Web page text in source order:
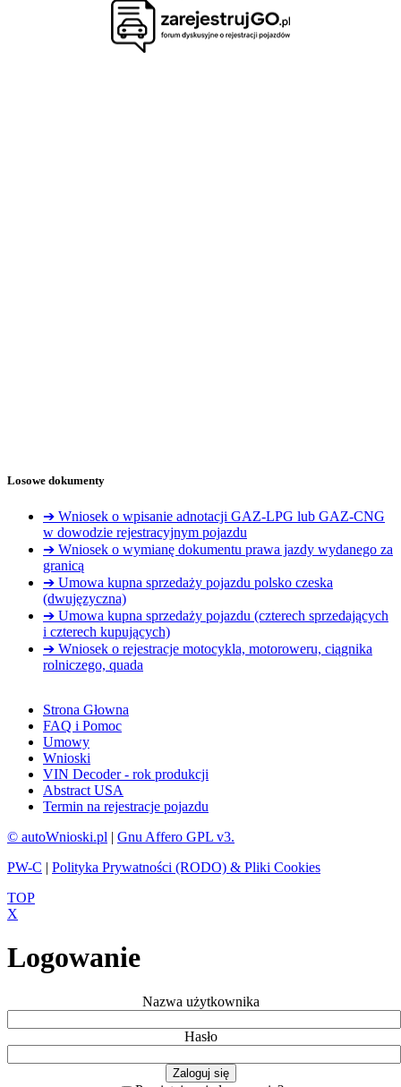
Losowe dokumenty
➔ Wniosek o wpisanie adnotacji GAZ-LPG lub GAZ-CNG
w dowodzie rejestracyjnym pojazdu
➔ Wniosek o wymianę dokumentu prawa jazdy wydanego za
granicą
➔ Umowa kupna sprzedaży pojazdu polsko czeska
(dwujęzyczna)
➔ Umowa kupna sprzedaży pojazdu (czterech sprzedających
i czterech kupujących)
➔ Wniosek o rejestracje motocykla, motoroweru, ciągnika
rolniczego, quada
Strona Głowna
FAQ i Pomoc
Umowy
Wnioski
VIN Decoder - rok produkcji
Abstract USA
Termin na rejestracje pojazdu
© autoWnioski.pl | Gnu Affero GPL v3.
PW-C | Polityka Prywatności (RODO) & Pliki Cookies
TOP
X
Logowanie
Nazwa użytkownika
Hasło